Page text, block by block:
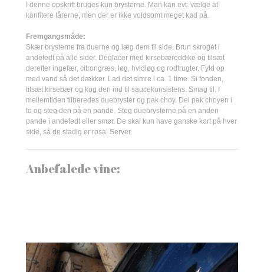
I denne opskrift bruges kun brysterne. Man kan evt. vælge at
konfitere lårerne, men der er ikke voldsomt meget kød på.
Fremgangsmåde:
Skær brysterne fra duerne og læg dem til side. Brun skroget i
andefedt på alle sider. Deglacer med kirsebæreddike og tilsæt
derefter ingefær, citrongræs, løg, hvidløg og rodfrugter. Fyld op
med vand så det dækker. Lad det simre i ca. 1 time. Si fonden,
tilsæt kirsebær og kog den ind til saucekonsistens. Smag til. I
mellemtiden tilberedes duebryster og pak choy. Del pak choyen i
to og steg den på en pande. Steg duebrysterne på en anden
pande i andefedt eller smør. De skal kun have ganske kort på hver
side, så de stadig er rosa. Server.
Anbefalede vine: